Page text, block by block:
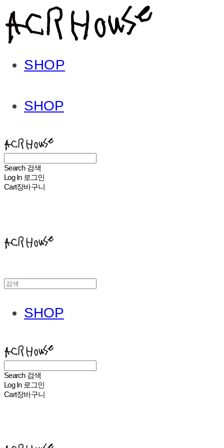
SHOP
SHOP
Search 검색
Log In 로그인
Cart장바구니
SHOP
Search 검색
Log In 로그인
Cart장바구니